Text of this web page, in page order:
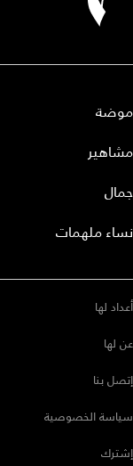
موضة
مشاهير
جمال
نساء ملهمات
أعداد لها
عن لها
إتصل بنا
سياسة الخصوصية
إشترك